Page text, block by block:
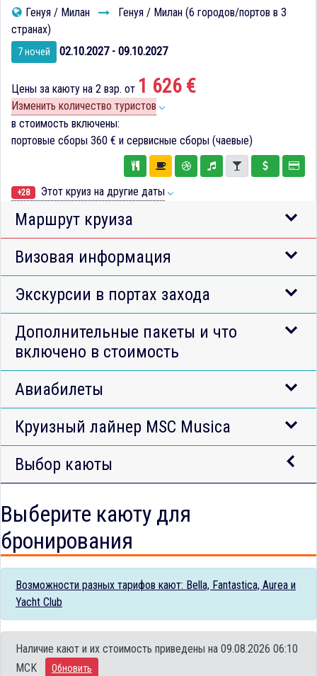
Генуя / Милан
Генуя / Милан (6 городов/портов в 3
странах)
7 ночей 02.10.2027 - 09.10.2027
Цены за каюту на 2 взр. от 1 626 €
Изменить количество туристов
в стоимость включены:
портовые сборы 360 € и сервисные сборы (чаевые)
+28 Этот круиз на другие даты
Маршрут круиза
Визовая информация
Экскурсии в портах захода
Дополнительные пакеты и что
включено в стоимость
Авиабилеты
Круизный лайнер MSC Musica
Выбор каюты
Выберите каюту для
бронирования
Возможности разных тарифов кают: Bella, Fantastica, Aurea и
Yacht Club
Наличие кают и их стоимость приведены на 09.08.2026 06:10
MCK
Обновить